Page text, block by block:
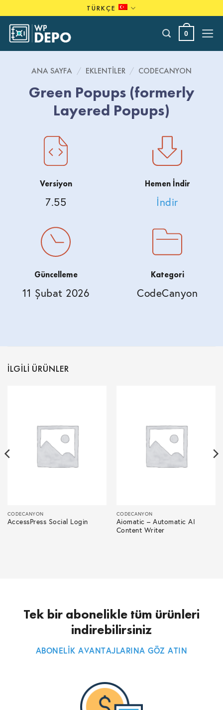
to
content
TÜRKÇE
0
ANA SAYFA / EKLENTILER / CODECANYON
Green Popups (formerly
Layered Popups)
Versiyon
7.55
Hemen İndir
İndir
Güncelleme
11 Şubat 2026
Kategori
CodeCanyon
İLGILI ÜRÜNLER
CODECANYON
AccessPress Social Login
CODECANYON
Aiomatic – Automatic AI
Content Writer
Tek bir abonelikle tüm ürünleri
indirebilirsiniz
ABONELİK AVANTAJLARINA GÖZ ATIN